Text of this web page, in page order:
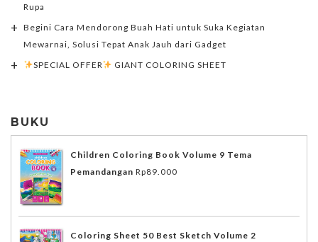
Rupa
Begini Cara Mendorong Buah Hati untuk Suka Kegiatan
Mewarnai, Solusi Tepat Anak Jauh dari Gadget
SPECIAL OFFER
GIANT COLORING SHEET
BUKU
Children Coloring Book Volume 9 Tema
Pemandangan Rp89.000
Coloring Sheet 50 Best Sketch Volume 2